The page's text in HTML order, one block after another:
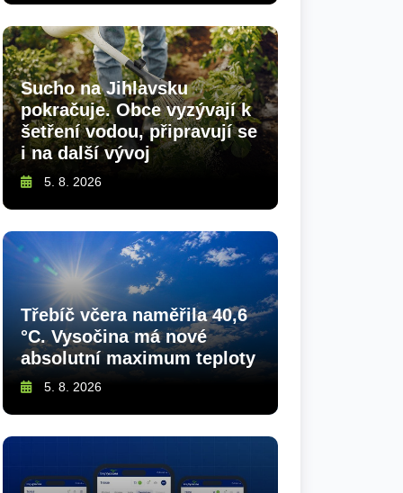
Sucho na Jihlavsku
pokračuje. Obce vyzývají k
šetření vodou, připravují se
i na další vývoj
5. 8. 2026
Třebíč včera naměřila 40,6
°C. Vysočina má nové
absolutní maximum teploty
5. 8. 2026